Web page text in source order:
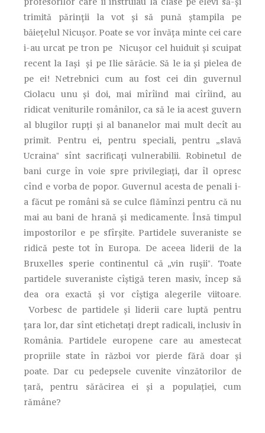
trimită părinții la vot și să pună ștampila pe
băiețelul Nicușor. Poate se vor învăța minte cei care
i-au urcat pe tron pe Nicușor cel huiduit și scuipat
recent la Iași și pe Ilie sărăcie. Să le ia și pielea de
pe ei! Netrebnici cum au fost cei din guvernul
Ciolacu unu și doi, mai mîrîind mai cîrîind, au
ridicat veniturile românilor, ca să le ia acest guvern
al blugilor rupți și al bananelor mai mult decît au
primit. Pentru ei, pentru speciali, pentru „slavă
Ucrainaˮ sînt sacrificați vulnerabilii. Robinetul de
bani curge în voie spre privilegiați, dar îl opresc
cînd e vorba de popor. Guvernul acesta de penali i-
a făcut pe români să se culce flămînzi pentru că nu
mai au bani de hrană și medicamente. Însă timpul
impostorilor e pe sfîrșite. Partidele suveraniste se
ridică peste tot în Europa. De aceea liderii de la
Bruxelles sperie continentul că „vin rușiiˮ. Toate
partidele suveraniste cîștigă teren masiv, încep să
dea ora exactă și vor cîștiga alegerile viitoare.
Vorbesc de partidele și liderii care luptă pentru
țara lor, dar sînt etichetați drept radicali, inclusiv în
România. Partidele europene care au amestecat
propriile state în război vor pierde fără doar și
poate. Dar cu pedepsele cuvenite vînzătorilor de
țară, pentru sărăcirea ei și a populației, cum
rămâne?